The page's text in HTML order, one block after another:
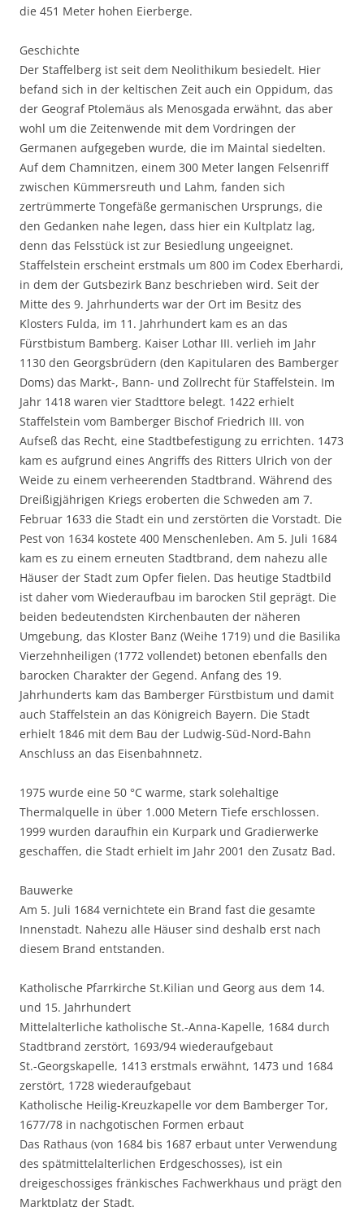
die 451 Meter hohen Eierberge.
Geschichte
Der Staffelberg ist seit dem Neolithikum besiedelt. Hier
befand sich in der keltischen Zeit auch ein Oppidum, das
der Geograf Ptolemäus als Menosgada erwähnt, das aber
wohl um die Zeitenwende mit dem Vordringen der
Germanen aufgegeben wurde, die im Maintal siedelten.
Auf dem Chamnitzen, einem 300 Meter langen Felsenriff
zwischen Kümmersreuth und Lahm, fanden sich
zertrümmerte Tongefäße germanischen Ursprungs, die
den Gedanken nahe legen, dass hier ein Kultplatz lag,
denn das Felsstück ist zur Besiedlung ungeeignet.
Staffelstein erscheint erstmals um 800 im Codex Eberhardi,
in dem der Gutsbezirk Banz beschrieben wird. Seit der
Mitte des 9. Jahrhunderts war der Ort im Besitz des
Klosters Fulda, im 11. Jahrhundert kam es an das
Fürstbistum Bamberg. Kaiser Lothar III. verlieh im Jahr
1130 den Georgsbrüdern (den Kapitularen des Bamberger
Doms) das Markt-, Bann- und Zollrecht für Staffelstein. Im
Jahr 1418 waren vier Stadttore belegt. 1422 erhielt
Staffelstein vom Bamberger Bischof Friedrich III. von
Aufseß das Recht, eine Stadtbefestigung zu errichten. 1473
kam es aufgrund eines Angriffs des Ritters Ulrich von der
Weide zu einem verheerenden Stadtbrand. Während des
Dreißigjährigen Kriegs eroberten die Schweden am 7.
Februar 1633 die Stadt ein und zerstörten die Vorstadt. Die
Pest von 1634 kostete 400 Menschenleben. Am 5. Juli 1684
kam es zu einem erneuten Stadtbrand, dem nahezu alle
Häuser der Stadt zum Opfer fielen. Das heutige Stadtbild
ist daher vom Wiederaufbau im barocken Stil geprägt. Die
beiden bedeutendsten Kirchenbauten der näheren
Umgebung, das Kloster Banz (Weihe 1719) und die Basilika
Vierzehnheiligen (1772 vollendet) betonen ebenfalls den
barocken Charakter der Gegend. Anfang des 19.
Jahrhunderts kam das Bamberger Fürstbistum und damit
auch Staffelstein an das Königreich Bayern. Die Stadt
erhielt 1846 mit dem Bau der Ludwig-Süd-Nord-Bahn
Anschluss an das Eisenbahnnetz.
1975 wurde eine 50 °C warme, stark solehaltige
Thermalquelle in über 1.000 Metern Tiefe erschlossen.
1999 wurden daraufhin ein Kurpark und Gradierwerke
geschaffen, die Stadt erhielt im Jahr 2001 den Zusatz Bad.
Bauwerke
Am 5. Juli 1684 vernichtete ein Brand fast die gesamte
Innenstadt. Nahezu alle Häuser sind deshalb erst nach
diesem Brand entstanden.
Katholische Pfarrkirche St.Kilian und Georg aus dem 14.
und 15. Jahrhundert
Mittelalterliche katholische St.-Anna-Kapelle, 1684 durch
Stadtbrand zerstört, 1693/94 wiederaufgebaut
St.-Georgskapelle, 1413 erstmals erwähnt, 1473 und 1684
zerstört, 1728 wiederaufgebaut
Katholische Heilig-Kreuzkapelle vor dem Bamberger Tor,
1677/78 in nachgotischen Formen erbaut
Das Rathaus (von 1684 bis 1687 erbaut unter Verwendung
des spätmittelalterlichen Erdgeschosses), ist ein
dreigeschossiges fränkisches Fachwerkhaus und prägt den
Marktplatz der Stadt.